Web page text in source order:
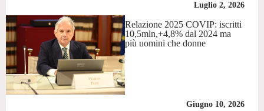
Luglio 2, 2026
Relazione 2025 COVIP: iscritti
10,5mln,+4,8% dal 2024 ma
più uomini che donne
Giugno 10, 2026